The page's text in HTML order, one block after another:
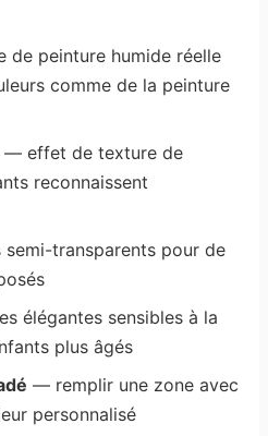
de peinture humide réelle
comme de la peinture
— effet de texture de
reconnaissent
transparents pour de
élégantes sensibles à la
plus âgés
— remplir une zone avec
personnalisé